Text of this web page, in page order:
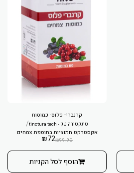
קרנברי- פלוס- כמוסות
טינקטורה טק - tinctura tech /
אקסטרקט חמוציות בתוספת צמחים
₪99.90
₪72
הוסף לסל הקניות